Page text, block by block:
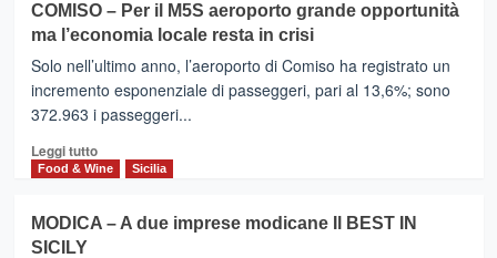
città
nel
mondo
Eurowings
–
nuove
rotte
e
collegamenti
pure
con
COMISO – Per il M5S aeroporto grande opportunità
ma l’economia locale resta in crisi
Solo nell’ultimo anno, l’aeroporto di Comiso ha registrato un
incremento esponenziale di passeggeri, pari al 13,6%; sono
372.963 i passeggeri...
Leggi tuttoLeggi
di
COMISO
Food & Wine Sicilia
MODICA – A due imprese modicane Il BEST IN
SICILY